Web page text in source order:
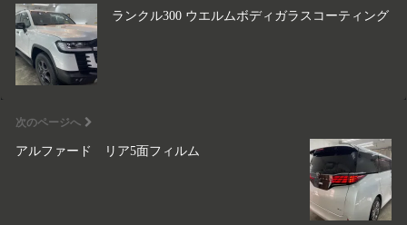
ランクル300 ウエルムボディガラスコーティング
次のページへ
アルファード リア5面フィルム